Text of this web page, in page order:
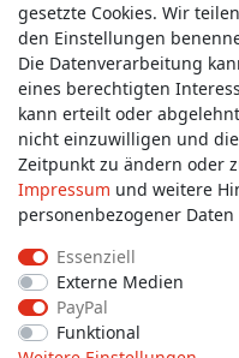
Wünschen
Schreiben
Impressum
gesetzte Cookies. Wir
den Einstellungen
Die Datenverarbeitung
eines berechtigten
kann erteilt oder
nicht einzuwilligen und
Zeitpunkt zu ändern oder
Impressum und weitere
personenbezogener
Essenziell
Externe Medien
PayPal
Funktional